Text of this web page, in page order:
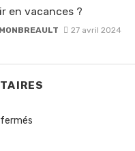
en vacances ?
27 avril 2024